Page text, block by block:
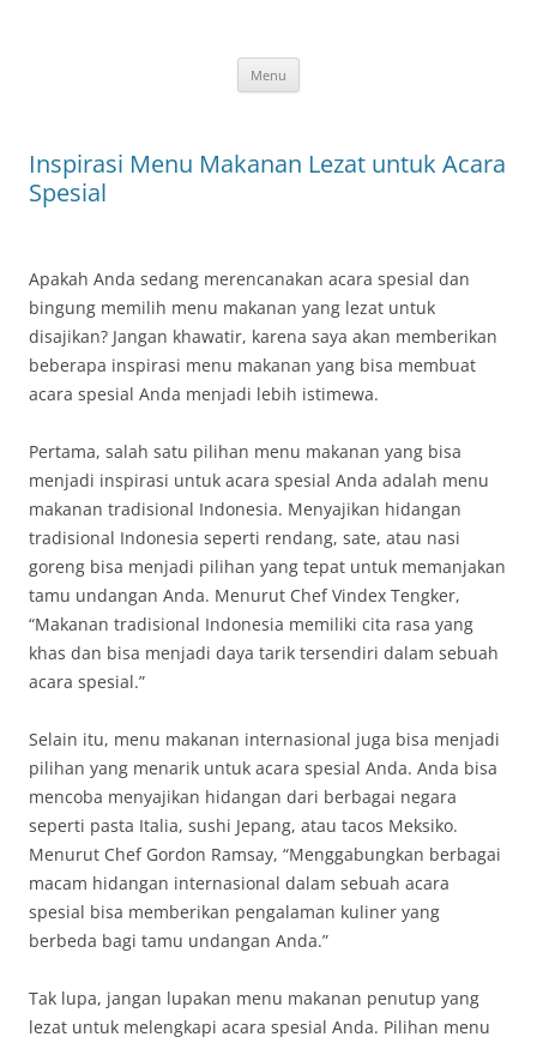
Menu
Inspirasi Menu Makanan Lezat untuk Acara
Spesial
Apakah Anda sedang merencanakan acara spesial dan
bingung memilih menu makanan yang lezat untuk
disajikan? Jangan khawatir, karena saya akan memberikan
beberapa inspirasi menu makanan yang bisa membuat
acara spesial Anda menjadi lebih istimewa.
Pertama, salah satu pilihan menu makanan yang bisa
menjadi inspirasi untuk acara spesial Anda adalah menu
makanan tradisional Indonesia. Menyajikan hidangan
tradisional Indonesia seperti rendang, sate, atau nasi
goreng bisa menjadi pilihan yang tepat untuk memanjakan
tamu undangan Anda. Menurut Chef Vindex Tengker,
“Makanan tradisional Indonesia memiliki cita rasa yang
khas dan bisa menjadi daya tarik tersendiri dalam sebuah
acara spesial.”
Selain itu, menu makanan internasional juga bisa menjadi
pilihan yang menarik untuk acara spesial Anda. Anda bisa
mencoba menyajikan hidangan dari berbagai negara
seperti pasta Italia, sushi Jepang, atau tacos Meksiko.
Menurut Chef Gordon Ramsay, “Menggabungkan berbagai
macam hidangan internasional dalam sebuah acara
spesial bisa memberikan pengalaman kuliner yang
berbeda bagi tamu undangan Anda.”
Tak lupa, jangan lupakan menu makanan penutup yang
lezat untuk melengkapi acara spesial Anda. Pilihan menu